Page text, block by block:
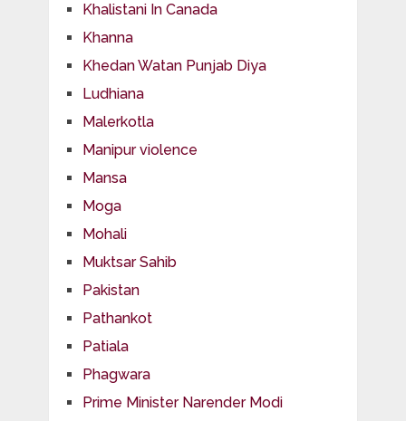
Khalistani In Canada
Khanna
Khedan Watan Punjab Diya
Ludhiana
Malerkotla
Manipur violence
Mansa
Moga
Mohali
Muktsar Sahib
Pakistan
Pathankot
Patiala
Phagwara
Prime Minister Narender Modi